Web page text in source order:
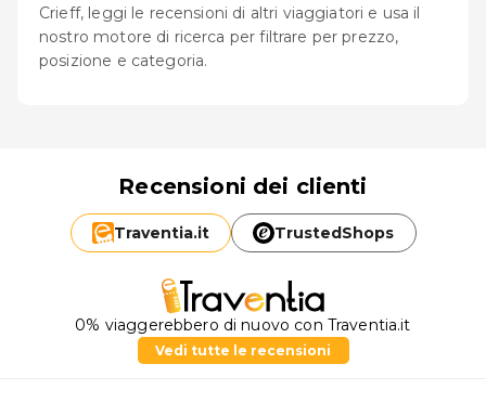
Crieff, leggi le recensioni di altri viaggiatori e usa il
nostro motore di ricerca per filtrare per prezzo,
posizione e categoria.
Recensioni dei clienti
Traventia.it TrustedShops
0% viaggerebbero di nuovo con Traventia.it
Vedi tutte le recensioni